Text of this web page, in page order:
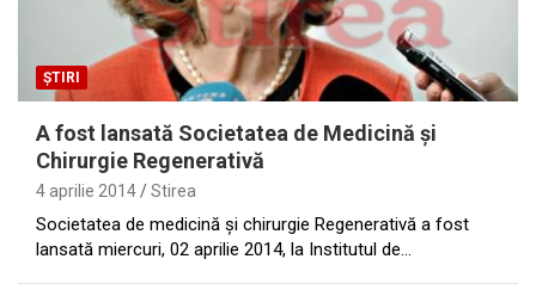
ȘTIRI
A fost lansată Societatea de Medicină şi
Chirurgie Regenerativă
4 aprilie 2014 Stirea
Societatea de medicină şi chirurgie Regenerativă a fost
lansată miercuri, 02 aprilie 2014, la Institutul de…